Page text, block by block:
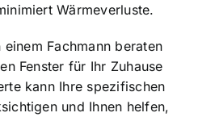
Wärmeverluste.
Fachmann beraten
Fenster für Ihr Zuhause
kann Ihre spezifischen
und Ihnen helfen,